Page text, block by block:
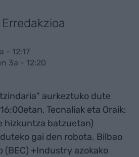
- 12:17
3a - 12:20
aurkeztuko dute
Tecnaliak eta Oraik:
hizkuntza batzuetan)
gai den robota. Bilbao
(BEC) +Industry azokako